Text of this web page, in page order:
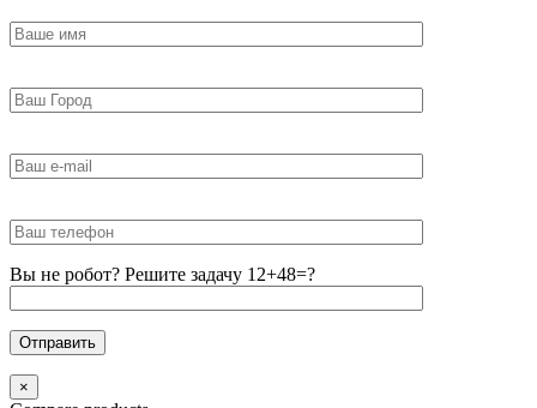
Вы не робот? Решите задачу 12+48=?
×